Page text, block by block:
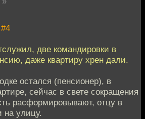
#4
две командировки в
даже квартиру хрен дали.
остался (пенсионер), в
сейчас в свете сокращения
расформировывают, отцу в
на улицу.